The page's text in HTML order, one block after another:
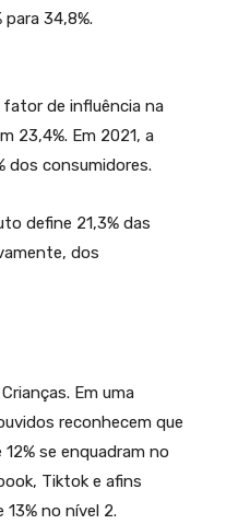
34,8%.
de influência na
23,4%. Em 2021, a
dos consumidores.
define 21,3% das
dos
Em uma
reconhecem que
se enquadram no
Tiktok e afins
no nível 2.